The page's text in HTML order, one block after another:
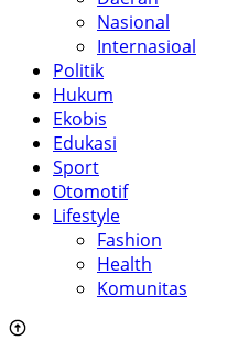
Nasional
Internasioal
Politik
Hukum
Ekobis
Edukasi
Sport
Otomotif
Lifestyle
Fashion
Health
Komunitas